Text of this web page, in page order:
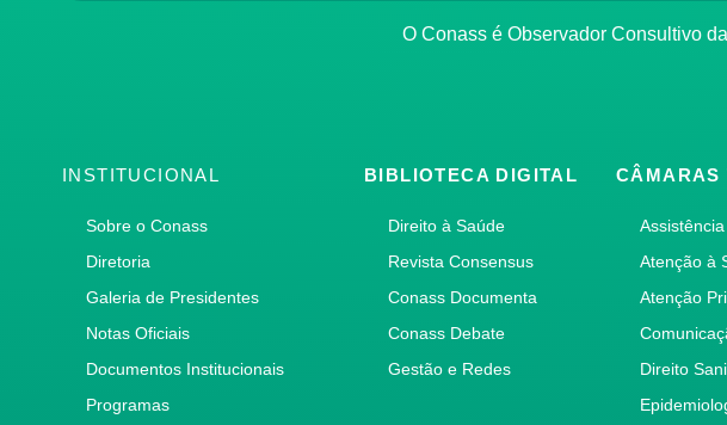
O Conass é Observador Consultivo
INSTITUCIONAL
Sobre o Conass
Diretoria
Galeria de Presidentes
Notas Oficiais
Documentos Institucionais
Programas
BIBLIOTECA DIGITAL
Direito à Saúde
Revista Consensus
Conass Documenta
Conass Debate
Gestão e Redes
CÂMARAS
Atenção à
Atenção
Direito